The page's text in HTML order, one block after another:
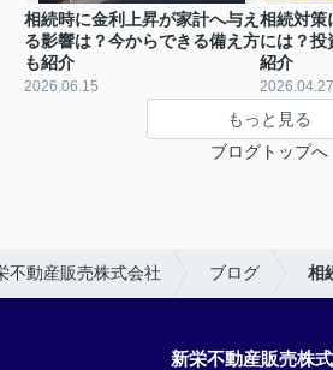
相続時に金利上昇が家計へ与え
る影響は？今からできる備え方
も紹介
2026.06.15
相続対策
には？投
紹介
2026.04.27
もっと見る
ブログトップへ
不動産販売株式会社 ブログ 相
新栄不動産販売株